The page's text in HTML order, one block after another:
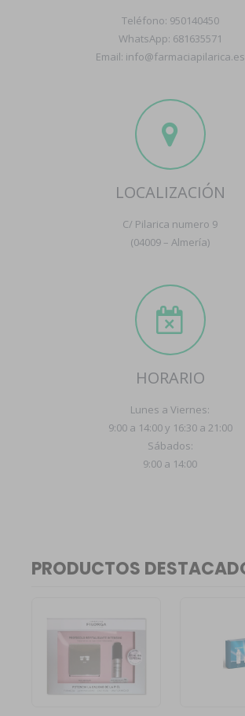
Teléfono: 950140450
WhatsApp: 681635571
Email: info@farmaciapilarica.es
LOCALIZACIÓN
C/ Pilarica numero 9
(04009 – Almería)
HORARIO
Lunes a Viernes:
9:00 a 14:00 y 16:30 a 21:00
Sábados:
9:00 a 14:00